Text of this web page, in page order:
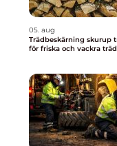
05. aug
Trädbeskärning skurup trygg trädvård
för friska och vackra träd